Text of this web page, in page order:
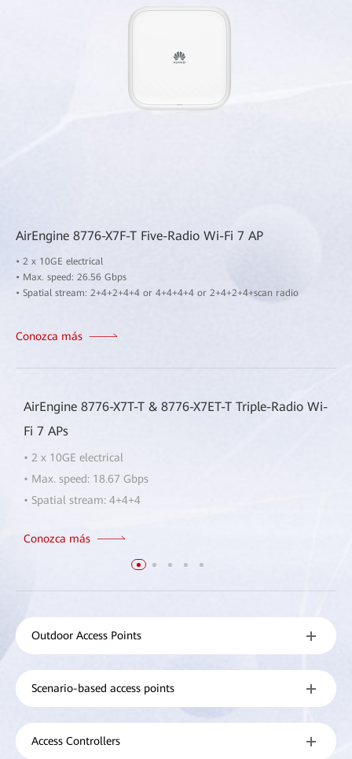
AirEngine 8776-X7F-T Five-Radio Wi-Fi 7 AP
• 2 x 10GE electrical
• Max. speed: 26.56 Gbps
• Spatial stream: 2+4+2+4+4 or 4+4+4+4 or 2+4+2+4+scan radio
Conozca más
AirEngine 8776-X7T-T & 8776-X7ET-T Triple-Radio Wi-
Fi 7 APs
• 2 x 10GE electrical
• Max. speed: 18.67 Gbps
• Spatial stream: 4+4+4
Conozca más
Outdoor Access Points
Scenario-based access points
Access Controllers